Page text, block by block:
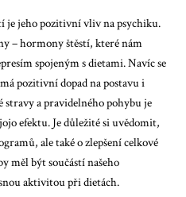
je jeho pozitivní vliv na psychiku.
– hormony štěstí, které nám
spojeným s dietami. Navíc se
pozitivní dopad na postavu i
stravy a pravidelného pohybu je
efektu. Je důležité si uvědomit,
ale také o zlepšení celkové
měl být součástí našeho
aktivitou při dietách.